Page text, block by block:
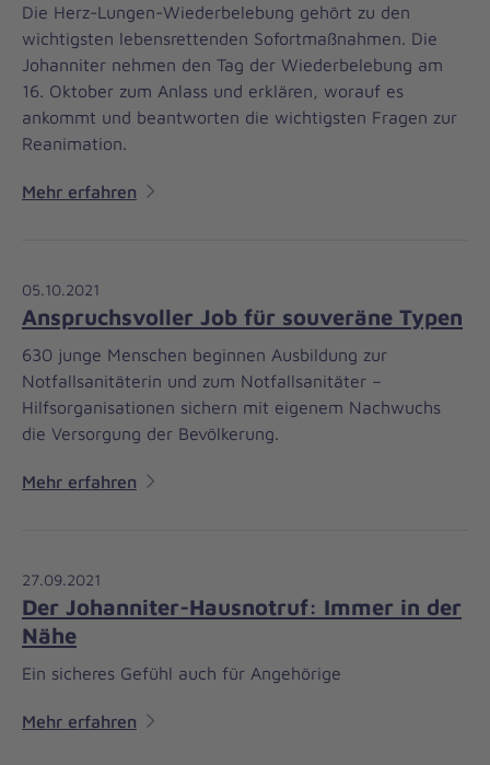
Die Herz-Lungen-Wiederbelebung gehört zu den
wichtigsten lebensrettenden Sofortmaßnahmen. Die
Johanniter nehmen den Tag der Wiederbelebung am
16. Oktober zum Anlass und erklären, worauf es
ankommt und beantworten die wichtigsten Fragen zur
Reanimation.
Mehr erfahren
05.10.2021
Anspruchsvoller Job für souveräne Typen
630 junge Menschen beginnen Ausbildung zur
Notfallsanitäterin und zum Notfallsanitäter –
Hilfsorganisationen sichern mit eigenem Nachwuchs
die Versorgung der Bevölkerung.
Mehr erfahren
27.09.2021
Der Johanniter-Hausnotruf: Immer in der
Nähe
Ein sicheres Gefühl auch für Angehörige
Mehr erfahren